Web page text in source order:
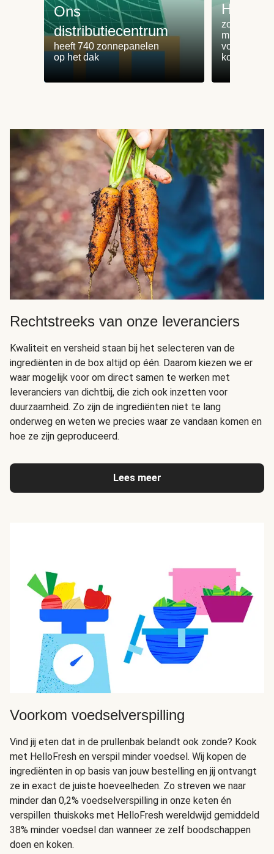
Ons
distributiecentrum
heeft 740 zonnepanelen
op het dak
zorgt voor
minder
koken
Rechtstreeks van onze leveranciers
Kwaliteit en versheid staan bij het selecteren van de
ingrediënten in de box altijd op één. Daarom kiezen we er
waar mogelijk voor om direct samen te werken met
leveranciers van dichtbij, die zich ook inzetten voor
duurzaamheid. Zo zijn de ingrediënten niet te lang
onderweg en weten we precies waar ze vandaan komen en
hoe ze zijn geproduceerd.
Lees meer
Voorkom voedselverspilling
Vind jij eten dat in de prullenbak belandt ook zonde? Kook
met HelloFresh en verspil minder voedsel. Wij kopen de
ingrediënten in op basis van jouw bestelling en jij ontvangt
ze in exact de juiste hoeveelheden. Zo streven we naar
minder dan 0,2% voedselverspilling in onze keten én
verspillen thuiskoks met HelloFresh wereldwijd gemiddeld
38% minder voedsel dan wanneer ze zelf boodschappen
doen en koken.